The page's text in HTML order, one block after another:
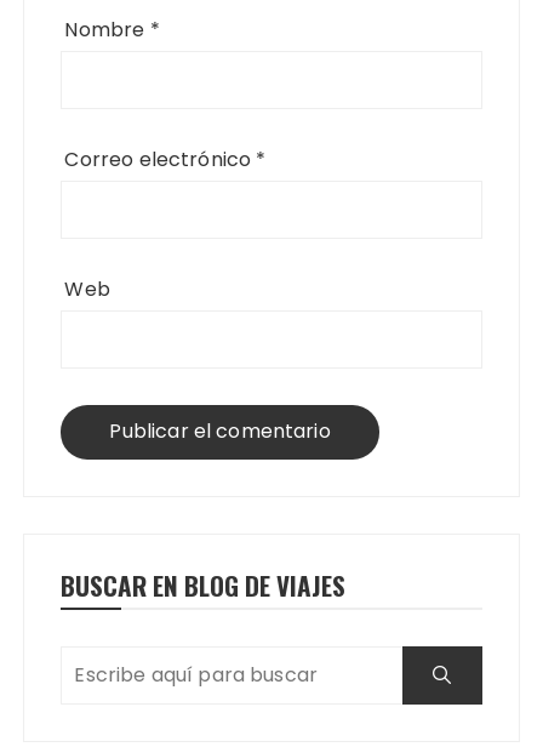
Nombre *
Correo electrónico *
Web
BUSCAR EN BLOG DE VIAJES